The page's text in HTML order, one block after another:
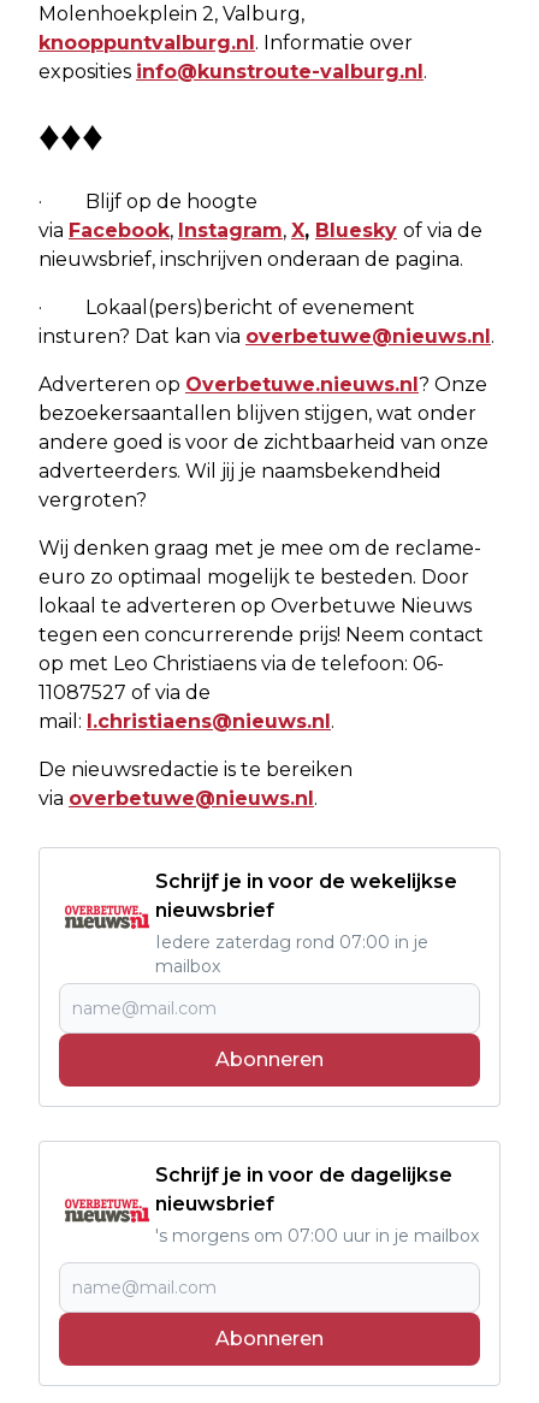
Molenhoekplein 2, Valburg,
knooppuntvalburg.nl. Informatie over
exposities info@kunstroute-valburg.nl.
♦♦♦
· Blijf op de hoogte
via Facebook, Instagram, X, Bluesky of via de
nieuwsbrief, inschrijven onderaan de pagina.
· Lokaal(pers)bericht of evenement
insturen? Dat kan via overbetuwe@nieuws.nl.
Adverteren op Overbetuwe.nieuws.nl? Onze
bezoekersaantallen blijven stijgen, wat onder
andere goed is voor de zichtbaarheid van onze
adverteerders. Wil jij je naamsbekendheid
vergroten?
Wij denken graag met je mee om de reclame-
euro zo optimaal mogelijk te besteden. Door
lokaal te adverteren op Overbetuwe Nieuws
tegen een concurrerende prijs! Neem contact
op met Leo Christiaens via de telefoon: 06-
11087527 of via de
mail: l.christiaens@nieuws.nl.
De nieuwsredactie is te bereiken
via overbetuwe@nieuws.nl.
Schrijf je in voor de wekelijkse
nieuwsbrief
Iedere zaterdag rond 07:00 in je
mailbox
Abonneren
Schrijf je in voor de dagelijkse
nieuwsbrief
's morgens om 07:00 uur in je mailbox
Abonneren